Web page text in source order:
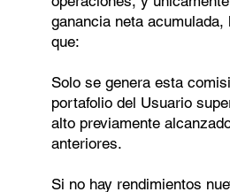
ganancia neta
que:
Solo se genera esta
portafolio del Usuario
alto previamente
anteriores.
Si no hay rendimientos